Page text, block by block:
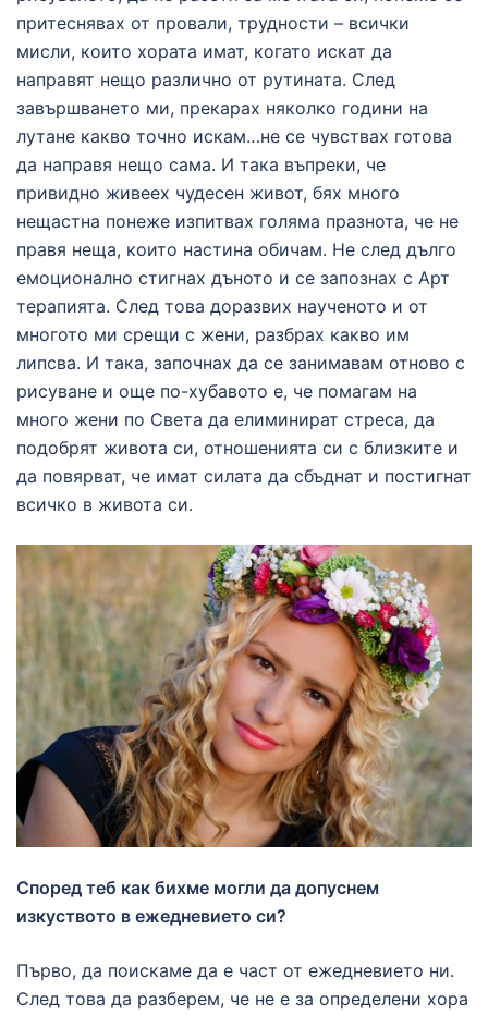
притеснявах от провали, трудности – всички
мисли, които хората имат, когато искат да
направят нещо различно от рутината. След
завършването ми, прекарах няколко години на
лутане какво точно искам…не се чувствах готова
да направя нещо сама. И така въпреки, че
привидно живеех чудесен живот, бях много
нещастна понеже изпитвах голяма празнота, че не
правя неща, които настина обичам. Не след дълго
емоционално стигнах дъното и се запознах с Арт
терапията. След това доразвих наученото и от
многото ми срещи с жени, разбрах какво им
липсва. И така, започнах да се занимавам отново с
рисуване и още по-хубавото е, че помагам на
много жени по Света да елиминират стреса, да
подобрят живота си, отношенията си с близките и
да повярват, че имат силата да сбъднат и постигнат
всичко в живота си.
Според теб как бихме могли да допуснем
изкуството в ежедневието си?
Първо, да поискаме да е част от ежедневието ни.
След това да разберем, че не е за определени хора